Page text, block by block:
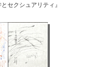
セクシュアリティ』